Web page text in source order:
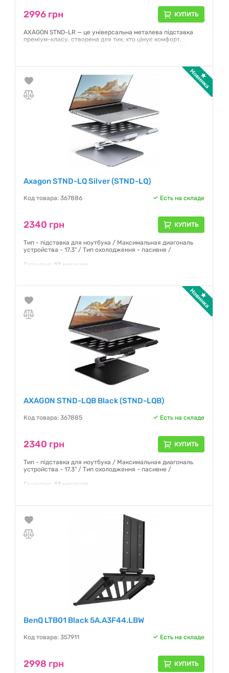
2996 грн КУПИТЬ
AXAGON STND-LR — це універсальна металева підставка
преміум-класу, створена для тих, хто цінує комфорт,
гнучкість і продуманість у кожній деталі. Її конструкція
висоту, кут нахилу та положення пристрою для
максимальної зручності.
Гарантия: 12 месяцев
Axagon STND-LQ Silver (STND-LQ)
Код товара: 367886 Есть на складе
2340 грн КУПИТЬ
Тип - підставка для ноутбука / Максимальная диагональ
устройства - 17.3" / Тип охолодження - пасивне /
Гарантия: 12 месяцев
AXAGON STND-LQB Black (STND-LQB)
Код товара: 367885 Есть на складе
2340 грн КУПИТЬ
Тип - підставка для ноутбука / Максимальная диагональ
устройства - 17.3" / Тип охолодження - пасивне /
Гарантия: 12 месяцев
BenQ LTB01 Black 5A.A3F44.LBW
Код товара: 357911 Есть на складе
2998 грн КУПИТЬ